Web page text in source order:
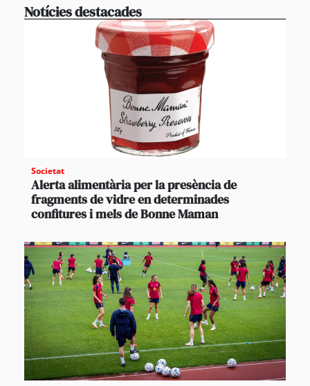
Notícies destacades
Societat
Alerta alimentària per la presència de
fragments de vidre en determinades
confitures i mels de Bonne Maman